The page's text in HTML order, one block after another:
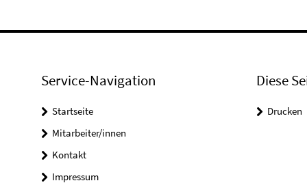
Service-Navigation
Startseite
Mitarbeiter/innen
Kontakt
Impressum
Diese
Drucken